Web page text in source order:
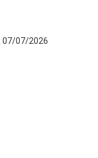
07/07/2026